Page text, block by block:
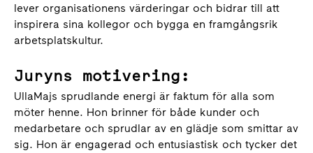
lever organisationens värderingar och bidrar till att
inspirera sina kollegor och bygga en framgångsrik
arbetsplatskultur.
Juryns motivering:
UllaMajs sprudlande energi är faktum för alla som
möter henne. Hon brinner för både kunder och
medarbetare och sprudlar av en glädje som smittar av
sig. Hon är engagerad och entusiastisk och tycker det